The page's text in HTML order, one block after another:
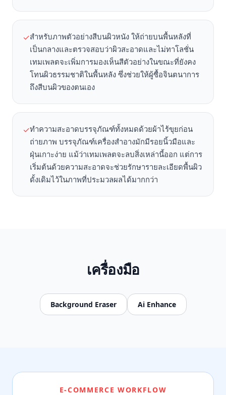
✓สำหรับภาพตัวอย่างสีบนผิวหนัง ให้ถ่ายบนพื้นหลังที่
เป็นกลางและตรวจสอบว่าผิวสะอาดและไม่ทาโลชั่น
เทมเพลตจะเพิ่มการมองเห็นสีตัวอย่างในขณะที่ยังคง
โทนผิวธรรมชาติในพื้นหลัง ซึ่งช่วยให้ผู้ซื้อจินตนาการ
ถึงสีบนผิวของตนเอง
✓ทำความสะอาดบรรจุภัณฑ์ทั้งหมดด้วยผ้าไร้ขุยก่อน
ถ่ายภาพ บรรจุภัณฑ์เครื่องสำอางมักมีรอยนิ้วมือและ
ฝุ่นเกาะง่าย แม้ว่าเทมเพลตจะลบสิ่งเหล่านี้ออก แต่การ
เริ่มต้นด้วยความสะอาดจะช่วยรักษารายละเอียดพื้นผิว
ดั้งเดิมไว้ในภาพที่ประมวลผลได้มากกว่า
เครื่องมือ
Background Eraser Ai Enhance
E-COMMERCE WORKFLOW